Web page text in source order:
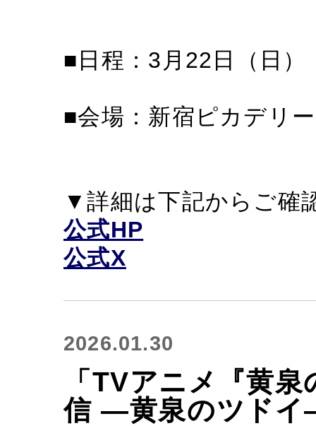
■日程：3月22日（日）
■会場：新宿ピカデリー
▼詳細は下記からご確
公式HP
公式X
2026.01.30
「TVアニメ『黄
信 ―黄泉のツドイ